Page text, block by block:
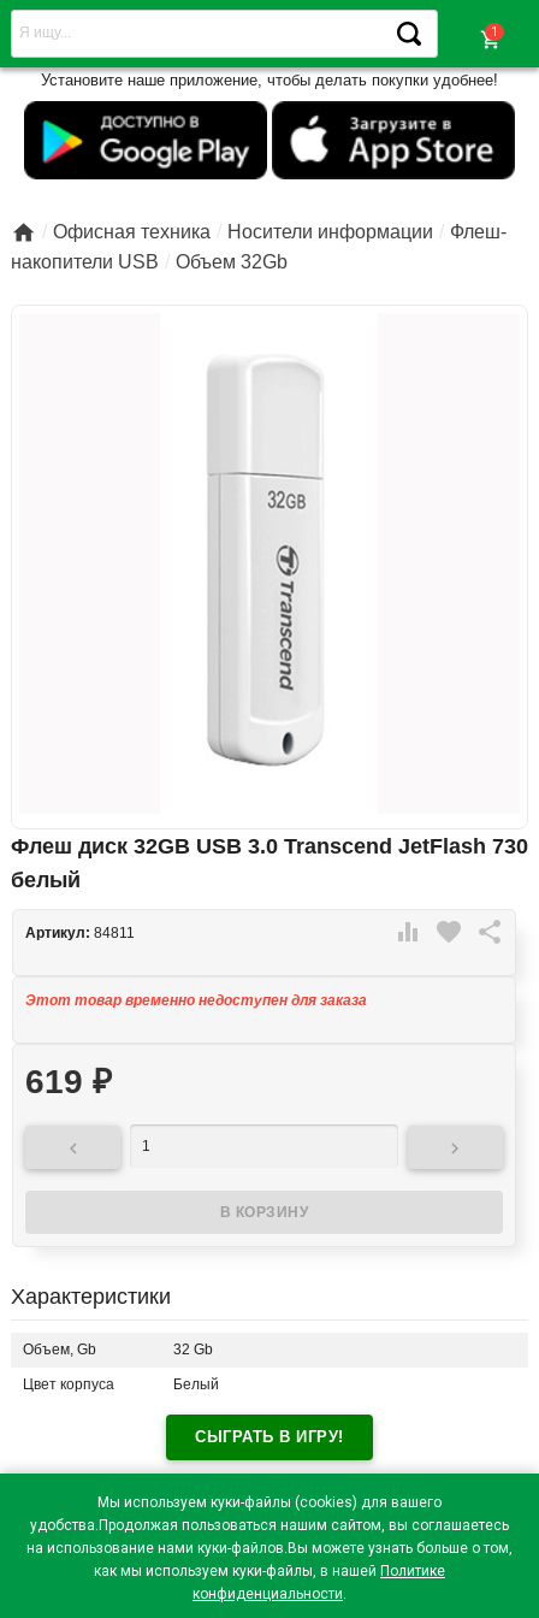
Мы используем куки-файлы (cookies) для вашего
удобства.Продолжая пользоваться нашим сайтом, вы соглашаетесь
на использование нами куки-файлов.Вы можете узнать больше о том,
как мы используем куки-файлы, в нашей Политике
конфиденциальности.
shopping_cart
Установите наше приложение, чтобы делать покупки удобнее!
 Офисная техника Носители информации
Флеш-
накопители USB
Объем 32Gb
Флеш диск 32GB USB 3.0 Transcend JetFlash 730
белый
 favorite 
Артикул: 84811
Этот товар временно недоступен для заказа
619 ₽
 
Характеристики
Объем, Gb 32 Gb
Цвет корпуса Белый
СЫГРАТЬ В ИГРУ!